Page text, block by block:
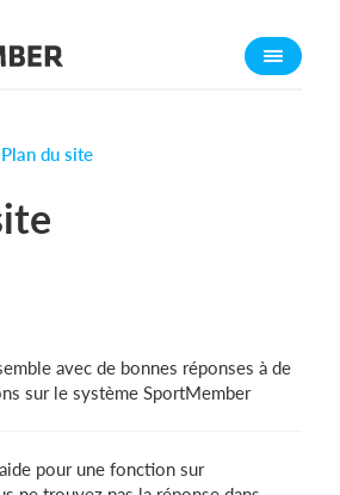
SportMember
sportive
coûte ?
Plan du site
avec de bonnes réponses à de
sur le système SportMember
pour une fonction sur